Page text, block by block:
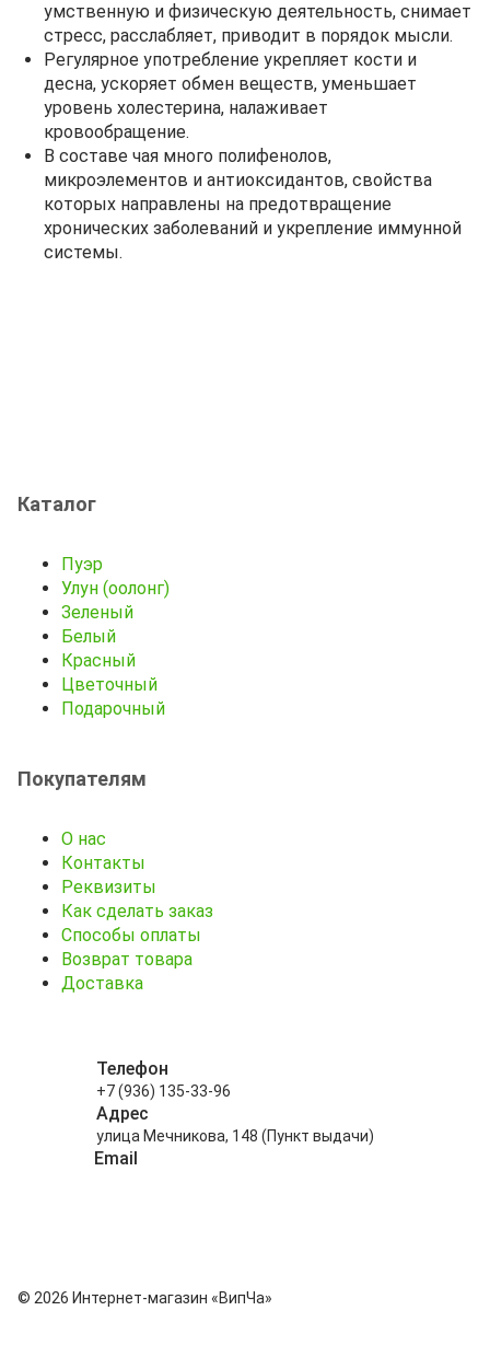
умственную и физическую деятельность, снимает
стресс, расслабляет, приводит в порядок мысли.
Регулярное употребление укрепляет кости и
десна, ускоряет обмен веществ, уменьшает
уровень холестерина, налаживает
кровообращение.
В составе чая много полифенолов,
микроэлементов и антиоксидантов, свойства
которых направлены на предотвращение
хронических заболеваний и укрепление иммунной
системы.
Каталог
Пуэр
Улун (оолонг)
Зеленый
Белый
Красный
Цветочный
Подарочный
Покупателям
О нас
Контакты
Реквизиты
Как сделать заказ
Способы оплаты
Возврат товара
Доставка
Телефон
+7 (936) 135-33-96
Адрес
улица Мечникова, 148 (Пункт выдачи)
Email
© 2026 Интернет-магазин «ВипЧа»